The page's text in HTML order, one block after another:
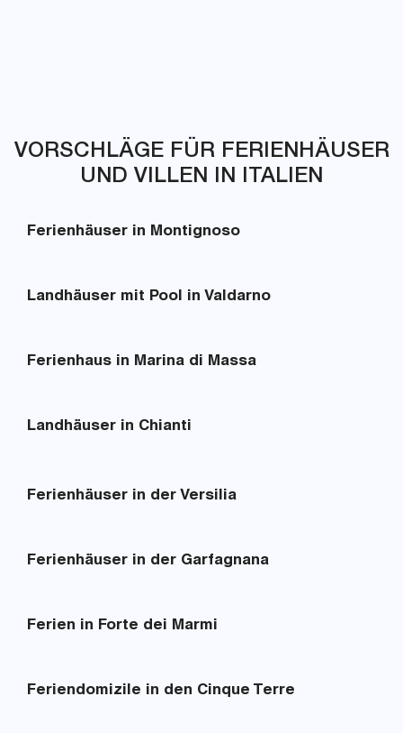
VORSCHLÄGE FÜR FERIENHÄUSER
UND VILLEN IN ITALIEN
Ferienhäuser in Montignoso
Landhäuser mit Pool in Valdarno
Ferienhaus in Marina di Massa
Landhäuser in Chianti
Ferienhäuser in der Versilia
Ferienhäuser in der Garfagnana
Ferien in Forte dei Marmi
Feriendomizile in den Cinque Terre